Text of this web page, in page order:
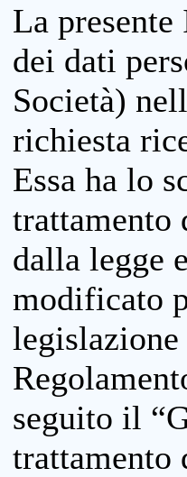
La
dei dati
Società)
richiesta
Essa ha lo
trattamento
dalla legge
modificato
seguito il
trattamento